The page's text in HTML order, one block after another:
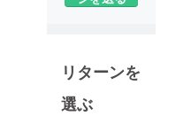
リターンを
選ぶ